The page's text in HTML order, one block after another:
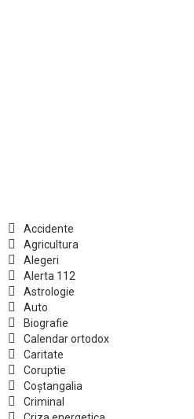
Accidente
Agricultura
Alegeri
Alerta 112
Astrologie
Auto
Biografie
Calendar ortodox
Caritate
Coruptie
Coștangalia
Criminal